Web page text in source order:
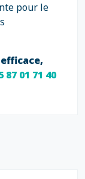
pour le
87 01 71 40